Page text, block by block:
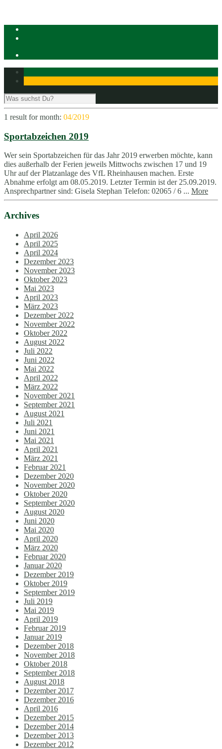
1 result formonth: 04/2019
Sportabzeichen 2019
Wer sein Sportabzeichen für das Jahr 2019 erwerben möchte, kann
dies außerhalb der Ferien jeweils Mittwochs zwischen 17 und 19
Uhr auf der Platzanlage des VfL Rheinhausen machen. Erste
Abnahme erfolgt am 08.05.2019. Letzter Termin ist der 25.09.2019.
Ansprechpartner sind: Gisela Stephan Telefon: 02065 / 6 ... More
Archives
April 2026
April 2025
April 2024
Dezember 2023
November 2023
Oktober 2023
Mai 2023
April 2023
März 2023
Dezember 2022
November 2022
Oktober 2022
August 2022
Juli 2022
Juni 2022
Mai 2022
April 2022
März 2022
November 2021
September 2021
August 2021
Juli 2021
Juni 2021
Mai 2021
April 2021
März 2021
Februar 2021
Dezember 2020
November 2020
Oktober 2020
September 2020
August 2020
Juni 2020
Mai 2020
April 2020
März 2020
Februar 2020
Januar 2020
Dezember 2019
Oktober 2019
September 2019
Juli 2019
Mai 2019
April 2019
Februar 2019
Januar 2019
Dezember 2018
November 2018
Oktober 2018
September 2018
August 2018
Dezember 2017
Dezember 2016
April 2016
Dezember 2015
Dezember 2014
Dezember 2013
Dezember 2012